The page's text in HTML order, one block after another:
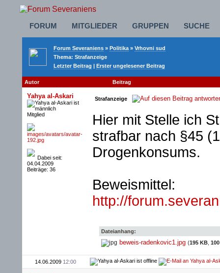
FORUM MITGLIEDER GRUPPEN SUCHE
Forum Severaniens » Politika » Vrhovni sud
Thema: Strafanzeige
Letzter Beitrag | Erster ungelesener Beitrag
Autor Beitrag
Yahya al-Askari
Mitglied
Dabei seit:
04.04.2009
Beiträge: 36
Strafanzeige
Hier mit Stelle ich
strafbar nach §45
Drogenkonsums.
Beweismittel:
http://
Dateianhang:
beweis-radenkovic1.jpg (195 KB, 100
14.06.2009 12:00